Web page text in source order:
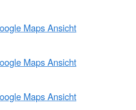
Maps Ansicht
Maps Ansicht
Maps Ansicht